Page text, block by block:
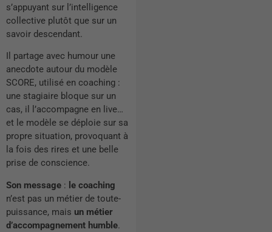
s’appuyant sur l’intelligence
collective plutôt que sur un
savoir descendant.
Il partage avec humour une
anecdote autour du modèle
SCORE, utilisé en coaching :
une stagiaire bloque sur un
cas, il l’accompagne en live…
et le modèle se déploie sur sa
propre situation, provoquant à
la fois des rires et une belle
prise de conscience.
Son message : le coaching
n’est pas un métier de toute-
puissance, mais un métier
d’accompagnement humble.